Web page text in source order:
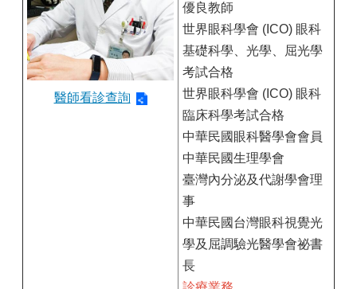
醫師看診查詢
優良教師
世界眼科學會 (ICO) 眼科
基礎科學、光學、屈光學
考試合格
世界眼科學會 (ICO) 眼科
臨床科學考試合格
中華民國眼科醫學會會員
中華民國生理學會
臺灣內分泌及代謝學會理
事
中華民國台灣眼科視覺光
學及屈調驗光醫學會祕書
長